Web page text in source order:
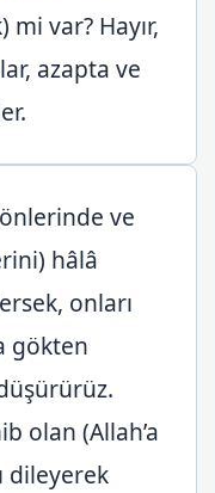
var? Hayır,
azapta ve
ve
hâlâ
onları
gökten
olan (Allah’a
dileyerek